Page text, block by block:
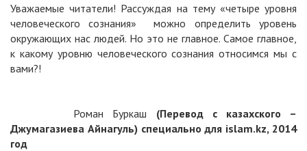
Уважаемые читатели! Рассуждая на тему «четыре уровня
человеческого сознания» можно определить уровень
окружающих нас людей. Но это не главное. Самое главное,
к какому уровню человеческого сознания относимся мы с
вами?!
Роман Буркаш (Перевод с казахского –
Джумагазиева Айнагуль) специально для islam.kz, 2014
год